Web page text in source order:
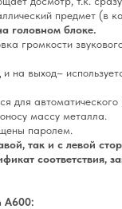
предмет (в
головном блоке.
громкости
и на выход–
для
массу металла.
паролем.
так и с левой
соответствия,
A600: